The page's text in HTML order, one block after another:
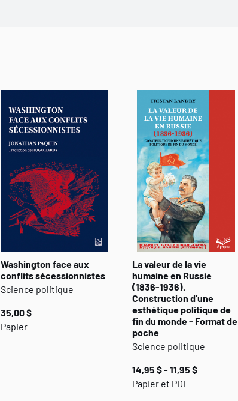
Washington face aux
conflits sécessionnistes
Science politique
35,00 $
Papier
La valeur de la vie
humaine en Russie
(1836-1936).
Construction d’une
esthétique politique de
fin du monde - Format de
poche
Science politique
14,95 $ - 11,95 $
Papier et PDF